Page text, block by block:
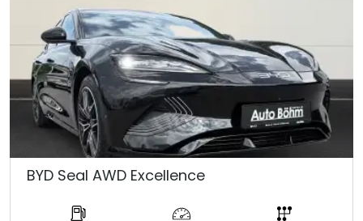
BYD Seal AWD Excellence